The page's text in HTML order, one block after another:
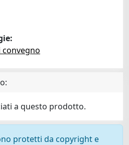
convegno
a questo prodotto.
protetti da copyright e